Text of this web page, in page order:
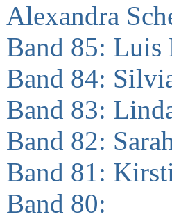
Alexandra
Band 85: Luis
Band 84:
Band 83:
Band 82:
Band 81:
Band 80: